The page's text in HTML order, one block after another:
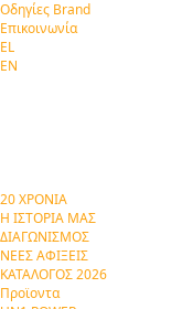
Οδηγίες Brand
Επικοινωνία
EL
EN
20 ΧΡΟΝΙΑ
Η ΙΣΤΟΡΙΑ ΜΑΣ
ΔΙΑΓΩΝΙΣΜΟΣ
ΝΕΕΣ ΑΦΙΞΕΙΣ
ΚΑΤΑΛΟΓΟΣ 2026
Προϊοντα